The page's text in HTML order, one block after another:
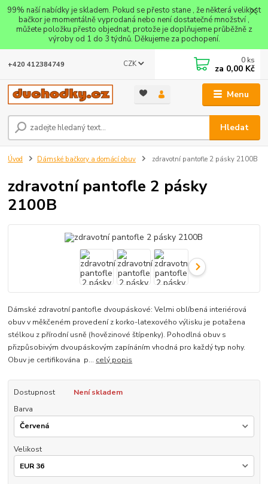
99% naší nabídky je skladem. Pokud se přesto stane , že některá velikost
bačkor je momentálně vyprodaná nebo není dostatečné množství ,
můžete položku přesto objednat, protože je doplňujeme průběžně z
výroby od 1 do 3 týdnů. Děkujeme za pochopení.
Menu
CZK
Hledat
+420 412384749 0 ks
za 0,00 Kč
Úvod Dámské bačkory a domácí obuv zdravotní pantofle 2 pásky 2100B
zdravotní pantofle 2 pásky
2100B
Dámské zdravotní pantofle dvoupáskové: Velmi oblíbená interiérová
obuv v měkčeném provedení z korko-latexového výlisku je potažena
stélkou z přírodní usně (hovězinové štípenky). Pohodlná obuv s
přizpůsobivým dvoupáskovým zapínáním vhodná pro každý typ nohy.
Obuv je certifikována p... celý popis
Dostupnost
Není skladem
Barva
Velikost